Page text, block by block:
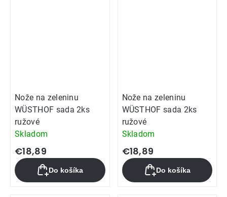
Nože na zeleninu
WÜSTHOF sada 2ks
ružové
Skladom
€18,89
Do košíka
Nože na zeleninu
WÜSTHOF sada 2ks
ružové
Skladom
€18,89
Do košíka